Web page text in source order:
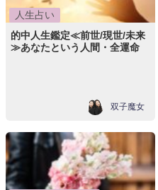
人生占い
的中人生鑑定≪前世/現世/未来
≫あなたという人間・全運命
双子魔女